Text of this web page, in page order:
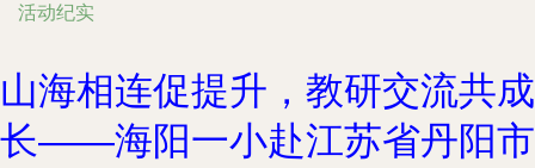
活动纪实
山海相连促提升，教研交流共成
长——海阳一小赴江苏省丹阳市